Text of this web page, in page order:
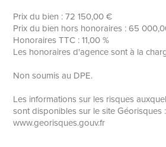
Prix du bien : 72 150,00 €
Prix du bien hors honoraires : 65
Honoraires TTC : 11,00 %
Les honoraires d'agence sont à la
Non soumis au DPE.
Les informations sur les risques
sont disponibles sur le site Géorisques :
www.georisques.gouv.fr